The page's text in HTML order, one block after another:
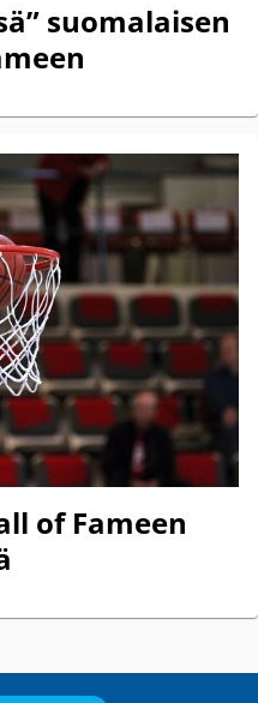
suomalaisen
of Fameen